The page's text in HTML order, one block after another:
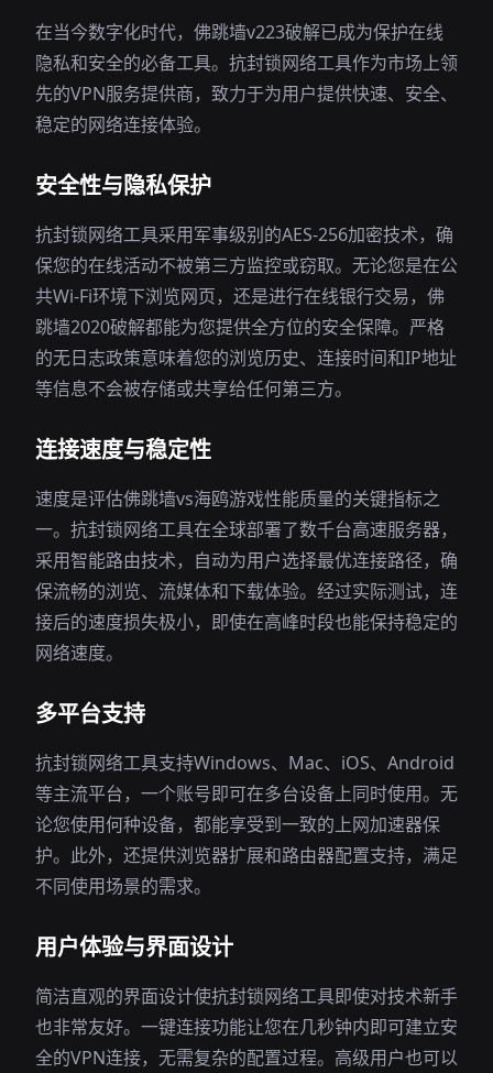
在当今数字化时代，佛跳墙v223破解已成为保护在线
隐私和安全的必备工具。抗封锁网络工具作为市场上领
先的VPN服务提供商，致力于为用户提供快速、安全、
稳定的网络连接体验。
安全性与隐私保护
抗封锁网络工具采用军事级别的AES-256加密技术，确
保您的在线活动不被第三方监控或窃取。无论您是在公
共Wi-Fi环境下浏览网页，还是进行在线银行交易，佛
跳墙2020破解都能为您提供全方位的安全保障。严格
的无日志政策意味着您的浏览历史、连接时间和IP地址
等信息不会被存储或共享给任何第三方。
连接速度与稳定性
速度是评估佛跳墙vs海鸥游戏性能质量的关键指标之
一。抗封锁网络工具在全球部署了数千台高速服务器，
采用智能路由技术，自动为用户选择最优连接路径，确
保流畅的浏览、流媒体和下载体验。经过实际测试，连
接后的速度损失极小，即使在高峰时段也能保持稳定的
网络速度。
多平台支持
抗封锁网络工具支持Windows、Mac、iOS、Android
等主流平台，一个账号即可在多台设备上同时使用。无
论您使用何种设备，都能享受到一致的上网加速器保
护。此外，还提供浏览器扩展和路由器配置支持，满足
不同使用场景的需求。
用户体验与界面设计
简洁直观的界面设计使抗封锁网络工具即使对技术新手
也非常友好。一键连接功能让您在几秒钟内即可建立安
全的VPN连接，无需复杂的配置过程。高级用户也可以